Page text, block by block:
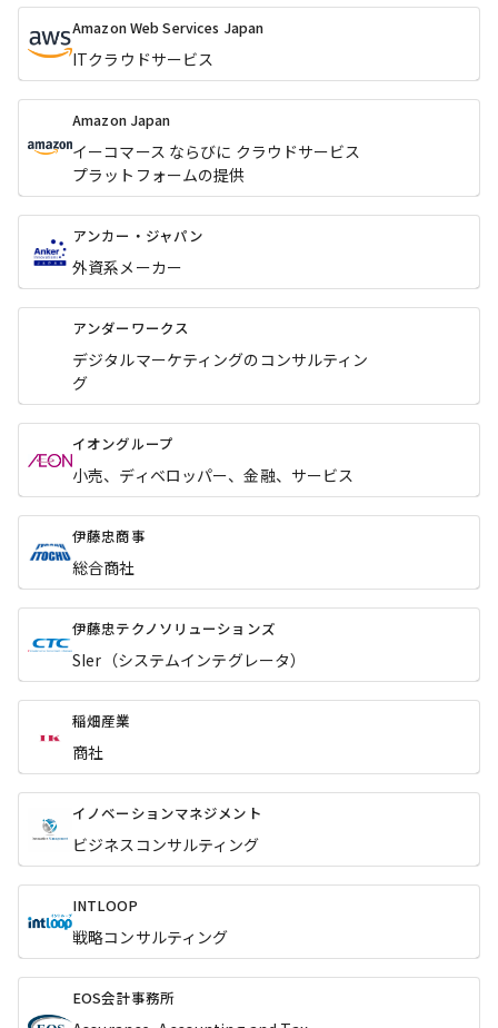
Amazon Web Services Japan
ITクラウドサービス
Amazon Japan
イーコマース ならびに クラウドサービス
プラットフォームの提供
アンカー・ジャパン
外資系メーカー
アンダーワークス
デジタルマーケティングのコンサルティン
グ
イオングループ
小売、ディベロッパー、金融、サービス
伊藤忠商事
総合商社
伊藤忠テクノソリューションズ
SIer（システムインテグレータ）
稲畑産業
商社
イノベーションマネジメント
ビジネスコンサルティング
INTLOOP
戦略コンサルティング
EOS会計事務所